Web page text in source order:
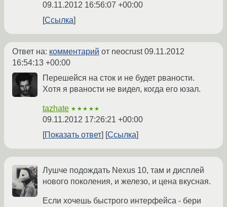
09.11.2012 16:56:07 +00:00
Ссылка
Ответ на: комментарий от neocrust09.11.2012
16:54:13 +00:00
Перешейся на сток и не будет рваности.
Хотя я рваности не видел, когда его юзал.
tazhate ★★★★★
09.11.2012 17:26:21 +00:00
Показать ответ
Ссылка
Лушче подождать Nexus 10, там и дисплей
нового поколения, и железо, и цена вкусная.
Если хочешь быстрого интерфейса - бери